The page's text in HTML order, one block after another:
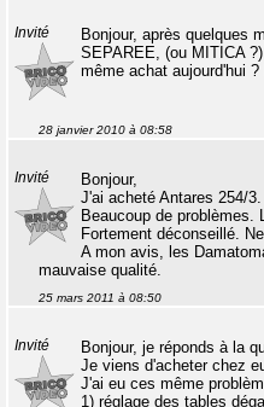
Invité
Bonjour, après quelques
SEPAREE, (ou MITICA
même achat aujourd'hui
28 janvier 2010 à 08:58
Invité
Bonjour,
J'ai acheté Antares 254/
Beaucoup de problèmes.
Fortement déconseillé.
A mon avis, les
mauvaise qualité.
25 mars 2011 à 08:50
Invité
Bonjour, je réponds à la
Je viens d'acheter chez
J'ai eu ces même
1) réglage des tables